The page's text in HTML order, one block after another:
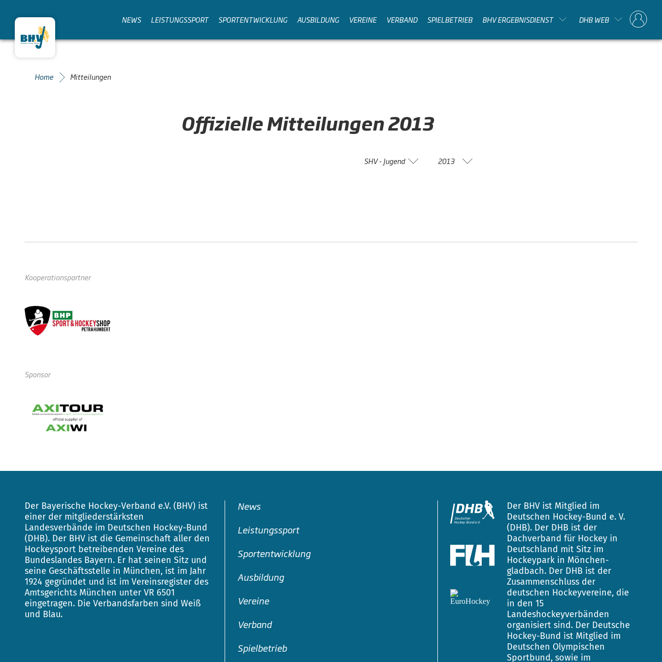
NEWS LEISTUNGSSPORT SPORTENTWICKLUNG AUSBILDUNG VEREINE VERBAND SPIELBETRIEB BHV ERGEBNISDIENST DHB WEB
Home Mitteilungen
OffizielleMitteilungen2013
SHV - Jugend 2013
Kooperationspartner
Sponsor
Der Bayerische Hockey-Verband e.V. (BHV) ist
einer der mitgliederstärksten
Landesverbände im Deutschen Hockey-Bund
(DHB). Der BHV ist die Gemeinschaft aller den
Hockeysport betreibenden Vereine des
Bundeslandes Bayern. Er hat seinen Sitz und
seine Geschäftsstelle in München, ist im Jahr
1924 gegründet und ist im Vereinsregister des
Amtsgerichts München unter VR 6501
eingetragen. Die Verbandsfarben sind Weiß
und Blau.
News
Leistungssport
Sportentwicklung
Ausbildung
Vereine
Verband
Spielbetrieb
Der BHV ist Mitglied im
Deutschen Hockey-Bund e. V.
(DHB). Der DHB ist der
Dachverband für Hockey in
Deutschland mit Sitz im
Hockeypark in Mönchen-
gladbach. Der DHB ist der
Zusammenschluss der
deutschen Hockeyvereine, die
in den 15
Landeshockeyverbänden
organisiert sind. Der Deutsche
Hockey-Bund ist Mitglied im
Deutschen Olympischen
Sportbund, sowie im